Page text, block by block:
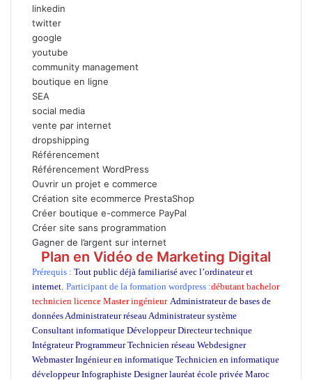
linkedin
twitter
google
youtube
community management
boutique en ligne
SEA
social media
vente par internet
dropshipping
Référencement
Référencement WordPress
Ouvrir un projet e commerce
Création site ecommerce PrestaShop
Créer boutique e-commerce PayPal
Créer site sans programmation
Gagner de l’argent sur internet
Plan en Vidéo de Marketing Digital
Prérequis : Tout public déjà familiarisé avec l’ordinateur et
internet. Participant de la formation wordpress :débutant bachelor
technicien licence Master ingénieur Administrateur de bases de
données Administrateur réseau Administrateur système
Consultant informatique Développeur Directeur technique
Intégrateur Programmeur Technicien réseau Webdesigner
Webmaster Ingénieur en informatique Technicien en informatique
développeur Infographiste Designer lauréat école privée Maroc